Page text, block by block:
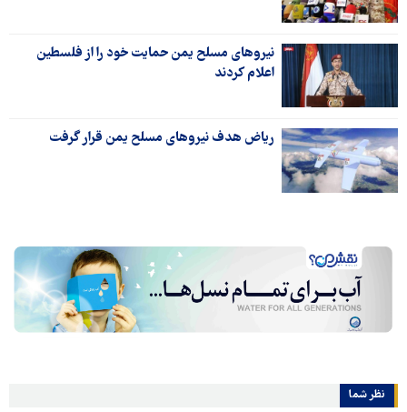
نیروهای مسلح یمن حمایت خود را از فلسطین
اعلام کردند
ریاض هدف نیروهای مسلح یمن قرار گرفت
نظر شما